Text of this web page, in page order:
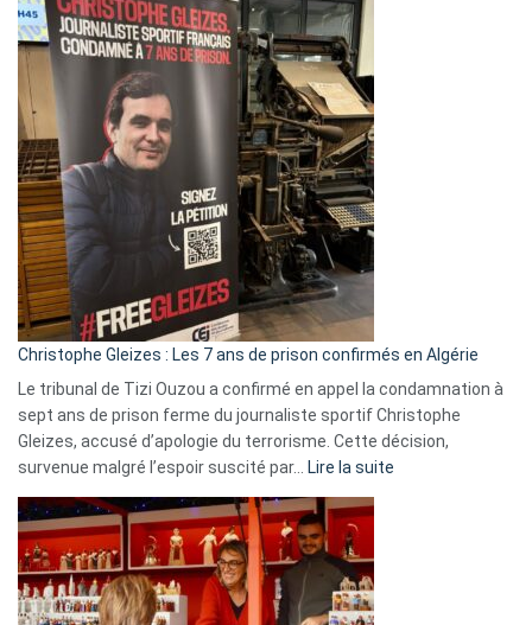
Eurovision
2026
:
Pays-
Bas,
Espagne,
Irlande
et
Slovénie
rejettent
la
présence
d’Israël
Christophe Gleizes : Les 7 ans de prison confirmés en Algérie
Le tribunal de Tizi Ouzou a confirmé en appel la condamnation à
sept ans de prison ferme du journaliste sportif Christophe
Gleizes, accusé d’apologie du terrorisme. Cette décision,
survenue malgré l’espoir suscité par…
Lire la suite